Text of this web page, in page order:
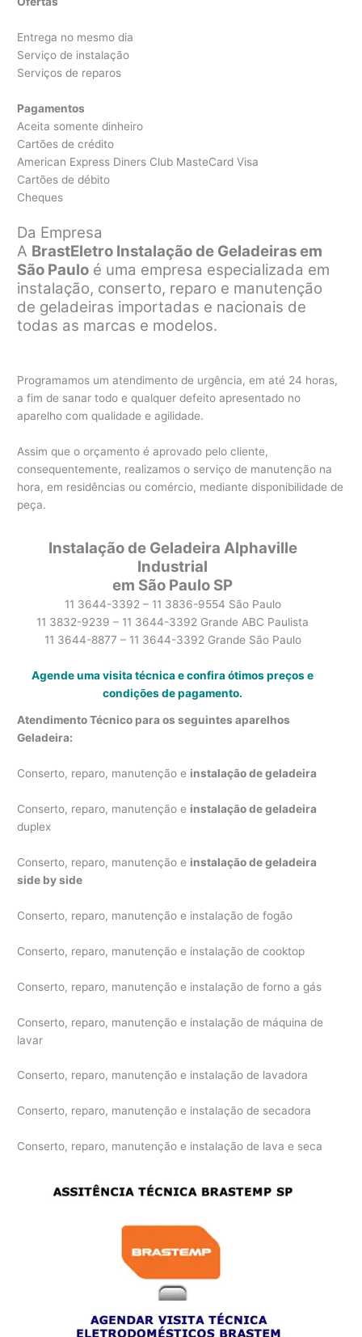
Entrega no mesmo dia
Serviço de instalação
Serviços de reparos
Pagamentos
Aceita somente dinheiro
Cartões de crédito
American Express Diners Club MasteCard Visa
Cartões de débito
Cheques
Da Empresa
A BrastEletro Instalação de Geladeiras em
São Paulo é uma empresa especializada em
instalação, conserto, reparo e manutenção
de geladeiras importadas e nacionais de
todas as marcas e modelos.
Programamos um atendimento de urgência, em até 24 horas,
a fim de sanar todo e qualquer defeito apresentado no
aparelho com qualidade e agilidade.
Assim que o orçamento é aprovado pelo cliente,
consequentemente, realizamos o serviço de manutenção na
hora, em residências ou comércio, mediante disponibilidade de
peça.
Instalação de Geladeira Alphaville
Industrial
em São Paulo SP
11 3644-3392 – 11 3836-9554 São Paulo
11 3832-9239 – 11 3644-3392 Grande ABC Paulista
11 3644-8877 – 11 3644-3392 Grande São Paulo
Agende uma visita técnica e confira ótimos preços e
condições de pagamento.
Atendimento Técnico para os seguintes aparelhos
Geladeira:
Conserto, reparo, manutenção e instalação de geladeira
Conserto, reparo, manutenção e instalação de geladeira
duplex
Conserto, reparo, manutenção e instalação de geladeira
side by side
Conserto, reparo, manutenção e instalação de fogão
Conserto, reparo, manutenção e instalação de cooktop
Conserto, reparo, manutenção e instalação de forno a gás
Conserto, reparo, manutenção e instalação de máquina de
lavar
Conserto, reparo, manutenção e instalação de lavadora
Conserto, reparo, manutenção e instalação de secadora
Conserto, reparo, manutenção e instalação de lava e seca